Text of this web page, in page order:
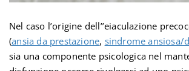
Nel caso l’origine dell’’eiaculazione
(ansia da prestazione, sindrome ansiosa/
sia una componente psicologica nel